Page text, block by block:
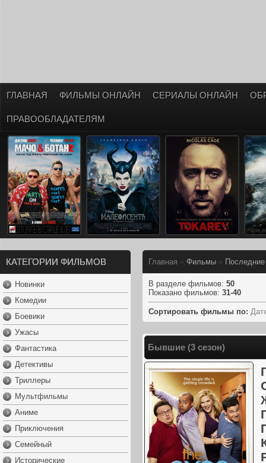
ГЛАВНАЯ ФИЛЬМЫ ОНЛАЙН СЕРИАЛЫ ОНЛАЙН
ПРАВООБЛАДАТЕЛЯМ
КАТЕГОРИИ ФИЛЬМОВ
Новинки
Комедии
Боевики
Ужасы
Фантастика
Детективы
Триллеры
Мультфильмы
Аниме
Приключения
Семейный
Исторические
Главная » Фильмы »
В разделе фильмов: 50
Показано фильмов: 31-40
Сортировать фильмы по:
Бывшие (3 сезон)